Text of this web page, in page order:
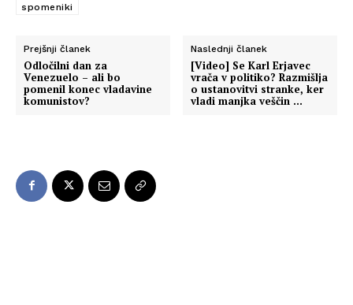
spomeniki
Prejšnji članek
Odločilni dan za
Venezuelo – ali bo
pomenil konec vladavine
komunistov?
Naslednji članek
[Video] Se Karl Erjavec
vrača v politiko? Razmišlja
o ustanovitvi stranke, ker
vladi manjka veščin …